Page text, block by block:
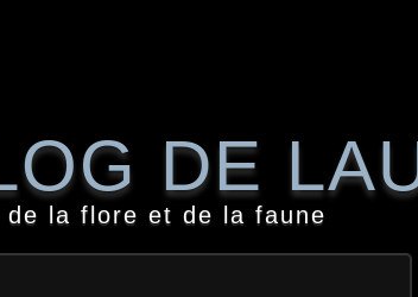
DE
de la flore et de la faune